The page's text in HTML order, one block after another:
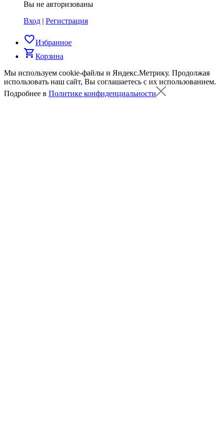
Вы не авторизованы
Вход | Регистрация
favorite_borderИзбранное
shopping_cartКорзина
Мы используем cookie-файлы и Яндекс.Метрику. Продолжая
использовать наш сайт, Вы соглашаетесь с их использованием.
Подробнее в Политике конфиденциальности